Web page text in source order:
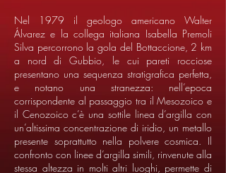
Nel 1979 il geologo americano Walter
Álvarez e la collega italiana Isabella Premoli
Silva percorrono la gola del Bottaccione, 2 km
a nord di Gubbio, le cui pareti rocciose
presentano una sequenza stratigrafica perfetta,
e notano una stranezza: nell’epoca
corrispondente al passaggio tra il Mesozoico e
il Cenozoico c’è una sottile linea d’argilla con
un’altissima concentrazione di iridio, un metallo
presente soprattutto nella polvere cosmica. Il
confronto con linee d’argilla simili, rinvenute alla
stessa altezza in molti altri luoghi, permette di